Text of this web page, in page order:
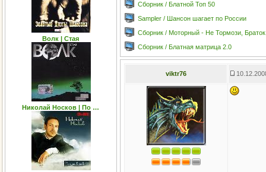
Волк | Стая
Николай Носков | По …
Сборник / Блатной Топ 50
Sampler / Шансон шагает по России
Сборник / Моторный - Не Тормози,
Сборник / Блатная матрица 2.0
viktr76